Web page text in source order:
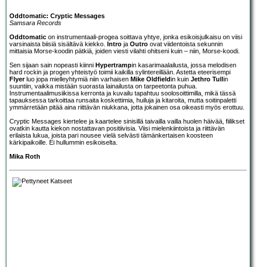
Oddtomatic: Cryptic Messages
Samsara Records
Oddtomatic on instrumentaali-progea soittava yhtye, jonka esikoisjulkaisu on viisi
varsinaista biisiä sisältävä kiekko. Intro ja Outro ovat viidentoista sekunnin
mittaisia Morse-koodin pätkiä, joiden viesti vilahti ohitseni kuin – niin, Morse-koodi.
Sen sijaan sain nopeasti kiinni Hypertrampin kasarimaalailusta, jossa melodisen
hard rockin ja progen yhteistyö toimii kaikilla sylintereillään. Astetta eteerisempi
Flyerluo jopa mielleyhtymiä niin varhaisen Mike Oldfieldin kuin Jethro Tullin
suuntiin, vaikka mistään suorasta lainailusta on tarpeetonta puhua.
Instrumentaalimusiikissa kerronta ja kuvailu tapahtuu soolosoittimilla, mikä tässä
tapauksessa tarkoittaa runsaita koskettimia, huiluja ja kitaroita, mutta soitinpaletti
ymmärretään pitää aina riittävän niukkana, jotta jokainen osa oikeasti myös erottuu.
Cryptic Messages kiertelee ja kaartelee sinisillä taivailla vailla huolen häivää, fiilikset
ovatkin kautta kiekon nostattavan positiivisia. Viisi mielenkiintoista ja riittävän
erilaista lukua, joista pari nousee vielä selvästi tämänkertaisen koosteen
kärkipaikoille. Ei hullummin esikoiselta.
Mika Roth